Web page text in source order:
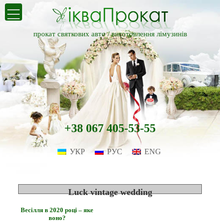
прокат святкових авто /виготовлення лімузинів
+38 067 405-53-55
УКР РУС ENG
Luck vintage wedding
Весілля в 2020 році – яке
воно?